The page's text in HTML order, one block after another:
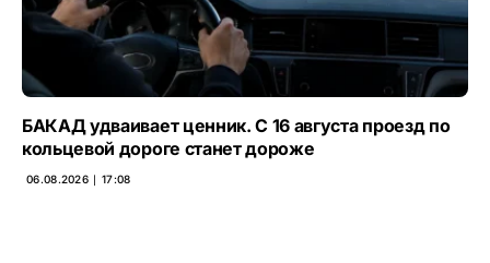
БАКАД удваивает ценник. С 16 августа проезд по
кольцевой дороге станет дороже
06.08.2026 ∣ 17:08